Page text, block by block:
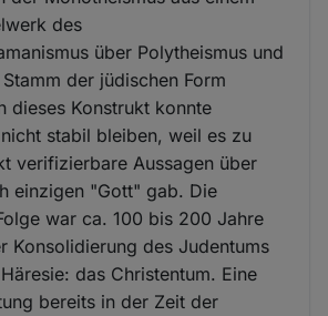
des
über Polytheismus und
der jüdischen Form
dieses Konstrukt konnte
stabil bleiben, weil es zu
verifizierbare Aussagen über
einzigen "Gott" gab. Die
war ca. 100 bis 200 Jahre
Konsolidierung des Judentums
das Christentum. Eine
bereits in der Zeit der